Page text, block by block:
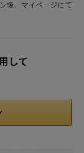
後、マイページにて
して